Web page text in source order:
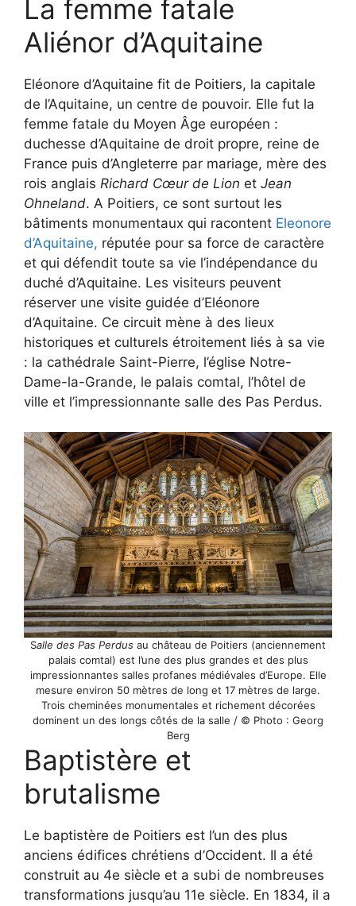
La femme fatale
Aliénor d’Aquitaine
Eléonore d’Aquitaine fit de Poitiers, la capitale
de l’Aquitaine, un centre de pouvoir. Elle fut la
femme fatale du Moyen Âge européen :
duchesse d’Aquitaine de droit propre, reine de
France puis d’Angleterre par mariage, mère des
rois anglais Richard Cœur de Lion et Jean
Ohneland. A Poitiers, ce sont surtout les
bâtiments monumentaux qui racontent Eleonore
d’Aquitaine, réputée pour sa force de caractère
et qui défendit toute sa vie l’indépendance du
duché d’Aquitaine. Les visiteurs peuvent
réserver une visite guidée d’Eléonore
d’Aquitaine. Ce circuit mène à des lieux
historiques et culturels étroitement liés à sa vie
: la cathédrale Saint-Pierre, l’église Notre-
Dame-la-Grande, le palais comtal, l’hôtel de
ville et l’impressionnante salle des Pas Perdus.
Salle des Pas Perdus au château de Poitiers (anciennement
palais comtal) est l’une des plus grandes et des plus
impressionnantes salles profanes médiévales d’Europe. Elle
mesure environ 50 mètres de long et 17 mètres de large.
Trois cheminées monumentales et richement décorées
dominent un des longs côtés de la salle / © Photo : Georg
Berg
Baptistère et
brutalisme
Le baptistère de Poitiers est l’un des plus
anciens édifices chrétiens d’Occident. Il a été
construit au 4e siècle et a subi de nombreuses
transformations jusqu’au 11e siècle. En 1834, il a